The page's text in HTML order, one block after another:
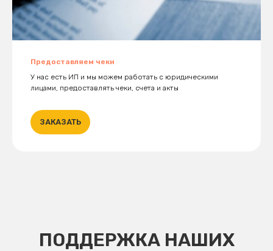
Предоставляем чеки
У нас есть ИП и мы можем работать с юридическими
лицами, предоставлять чеки, счета и акты
ЗАКАЗАТЬ
ПОДДЕРЖКА НАШИХ